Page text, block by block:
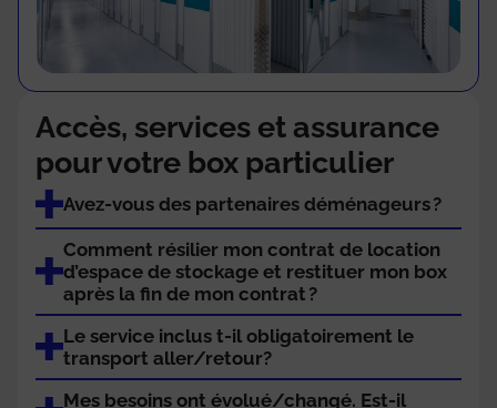
Accès, services et assurance
pour votre box particulier
Avez-vous des partenaires déménageurs ?
Comment résilier mon contrat de location
d’espace de stockage et restituer mon box
après la fin de mon contrat ?
Le service inclus t-il obligatoirement le
transport aller/retour?
Mes besoins ont évolué/changé. Est-il